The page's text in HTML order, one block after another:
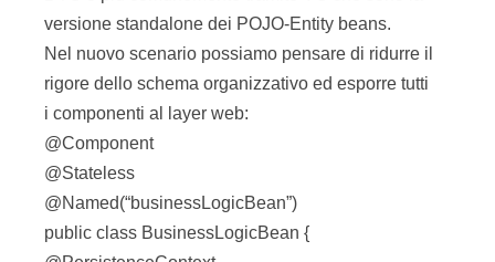
versione standalone dei POJO-Entity beans.
Nel nuovo scenario possiamo pensare di ridurre il
rigore dello schema organizzativo ed esporre tutti
i componenti al layer web:
@Component
@Stateless
@Named(“businessLogicBean”)
public class BusinessLogicBean {